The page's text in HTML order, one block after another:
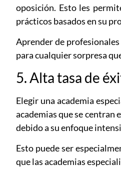
oposición. Esto les
prácticos basados en su
Aprender de
para cualquier sorpresa
5. Alta tasa de
Elegir una academia
academias que se centran
debido a su enfoque
Esto puede ser
que las academias